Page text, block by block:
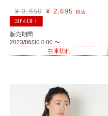
¥ 3,850 ¥ 2,695 税込
30%OFF
販売期間
2023/06/30 0:00 〜
在庫切れ